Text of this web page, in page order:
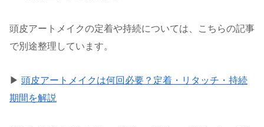
頭皮アートメイクの定着や持続については、こちらの記事
で別途整理しています。
▶ 頭皮アートメイクは何回必要？定着・リタッチ・持続
期間を解説